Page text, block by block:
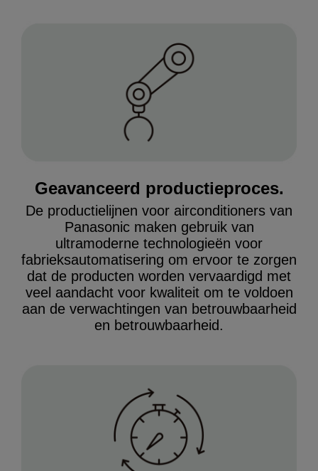
Geavanceerd productieproces.
De productielijnen voor airconditioners van
Panasonic maken gebruik van
ultramoderne technologieën voor
fabrieksautomatisering om ervoor te zorgen
dat de producten worden vervaardigd met
veel aandacht voor kwaliteit om te voldoen
aan de verwachtingen van betrouwbaarheid
en betrouwbaarheid.